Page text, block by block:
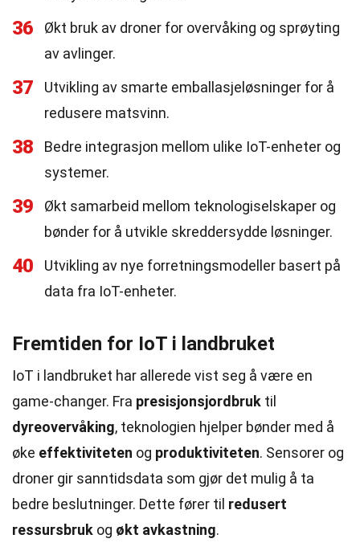
36
Økt bruk av droner for overvåking og sprøyting
av avlinger.
37
Utvikling av smarte emballasjeløsninger for å
redusere matsvinn.
38
Bedre integrasjon mellom ulike IoT-enheter og
systemer.
39
Økt samarbeid mellom teknologiselskaper og
bønder for å utvikle skreddersydde løsninger.
40
Utvikling av nye forretningsmodeller basert på
data fra IoT-enheter.
Fremtiden for IoT i landbruket
IoT i landbruket har allerede vist seg å være en
game-changer. Fra presisjonsjordbruk til
dyreovervåking, teknologien hjelper bønder med å
øke effektiviteten og produktiviteten. Sensorer og
droner gir sanntidsdata som gjør det mulig å ta
bedre beslutninger. Dette fører til redusert
ressursbruk og økt avkastning.